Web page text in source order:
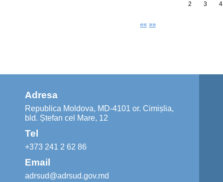
2 3 4
«« »»
Adresa
Republica Moldova, MD-4101 or. Cimișlia,
bld. Ștefan cel Mare, 12
Tel
+373 241 2 62 86
Email
adrsud@adrsud.gov.md